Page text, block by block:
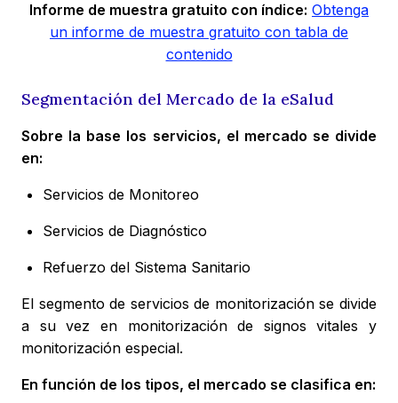
Informe de muestra gratuito con índice: Obtenga
un informe de muestra gratuito con tabla de
contenido
Segmentación del Mercado de la eSalud
Sobre la base los servicios, el mercado se divide
en:
Servicios de Monitoreo
Servicios de Diagnóstico
Refuerzo del Sistema Sanitario
El segmento de servicios de monitorización se divide
a su vez en monitorización de signos vitales y
monitorización especial.
En función de los tipos, el mercado se clasifica en: